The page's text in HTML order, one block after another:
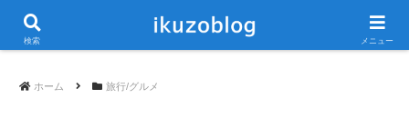
当ブログは広告が含まれています
ホーム 旅行/グルメ
検索 メニュー